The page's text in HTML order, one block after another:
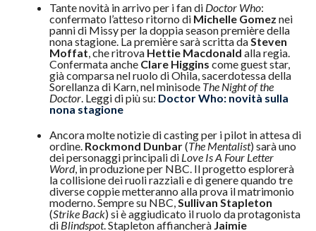
Tante novità in arrivo per i fan di Doctor Who:
confermato l’atteso ritorno di Michelle Gomez nei
panni di Missy per la doppia season première della
nona stagione. La première sarà scritta daSteven
Moffat, che ritrova Hettie Macdonald alla regia.
Confermata anche Clare Higgins come guest star,
già comparsa nel ruolo di Ohila, sacerdotessa della
Sorellanza di Karn, nel minisode The Night of the
Doctor. Leggi di più su: Doctor Who: novità sulla
nona stagione
Ancora molte notizie di casting per i pilot in attesa di
ordine. Rockmond Dunbar(The Mentalist) sarà uno
dei personaggi principali di Love Is A Four Letter
Word, in produzione per NBC. Il progetto esplorerà
la collisione dei ruoli razziali e di genere quando tre
diverse coppie metteranno alla prova il matrimonio
moderno. Sempre su NBC,Sullivan Stapleton
(Strike Back) si è aggiudicato il ruolo da protagonista
di Blindspot. Stapleton affiancherà Jaimie